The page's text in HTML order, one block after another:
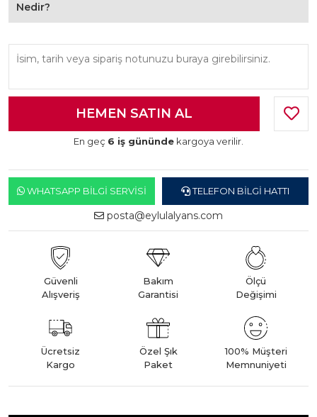
Nedir?
En geç 6 iş gününde kargoya verilir.
WHATSAPP BILGI SERVISI TELEFON BILGI HATTI
posta@eylulalyans.com
Güvenli
Alışveriş
Bakım
Garantisi
Ölçü
Değişimi
Ücretsiz
Kargo
Özel Şık
Paket
100% Müşteri
Memnuniyeti